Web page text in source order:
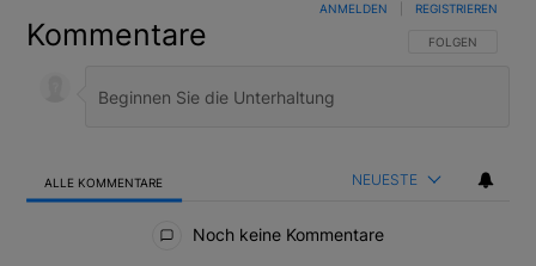
Kommentare FOLGE DIESER
FOLGEN
ANMELDEN REGISTRIEREN
ALLE KOMMENTARE NEUESTE
Noch keine Kommentare